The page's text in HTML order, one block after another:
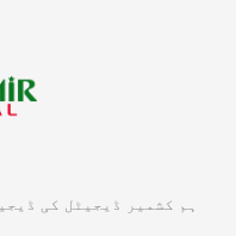
ہم کشمیر ڈیجیٹل کی